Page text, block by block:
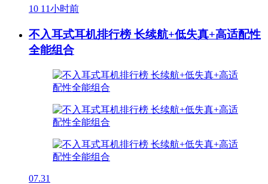
10 11小时前
不入耳式耳机排行榜 长续航+低失真+高适配性
全能组合
07.31